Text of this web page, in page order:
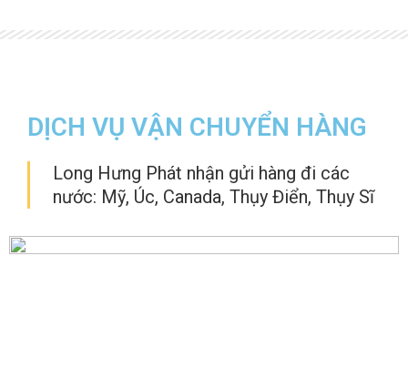
DỊCH VỤ VẬN CHUYỂN HÀNG
Long Hưng Phát nhận gửi hàng đi các
nước: Mỹ, Úc, Canada, Thụy Điển, Thụy Sĩ